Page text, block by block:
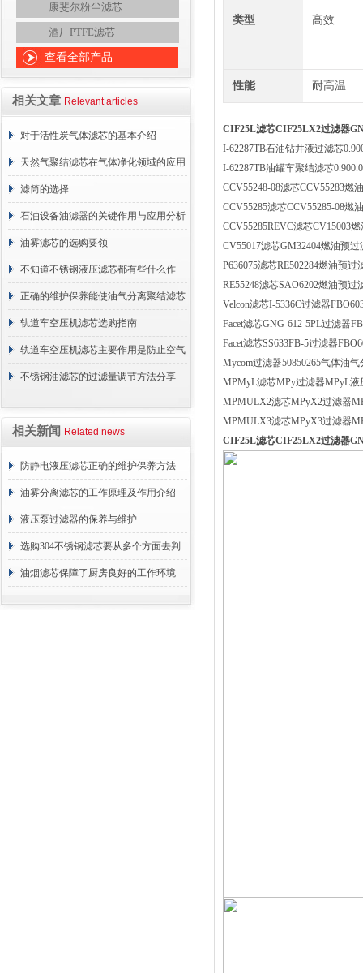
康斐尔粉尘滤芯
酒厂PTFE滤芯
查看全部产品
相关文章 Relevant articles
对于活性炭气体滤芯的基本介绍
天然气聚结滤芯在气体净化领域的应用
与重要性
滤筒的选择
石油设备油滤器的关键作用与应用分析
油雾滤芯的选购要领
不知道不锈钢液压滤芯都有些什么作
用？进来看
正确的维护保养能使油气分离聚结滤芯
长期稳定运行
轨道车空压机滤芯选购指南
轨道车空压机滤芯主要作用是防止空气
中的杂质和油脂浓度升高
不锈钢油滤芯的过滤量调节方法分享
相关新闻 Related news
防静电液压滤芯正确的维护保养方法
油雾分离滤芯的工作原理及作用介绍
液压泵过滤器的保养与维护
选购304不锈钢滤芯要从多个方面去判
断
油烟滤芯保障了厨房良好的工作环境
类型 高效
性能 耐高温
CIF25L滤芯CIF25LX2过滤器
I-62287TB石油钻井液过滤芯
I-62287TB油罐车聚结滤芯
CCV55248-08滤芯CCV55283燃
CCV55285滤芯CCV55285-08燃
CCV55285REVC滤芯CV15003
CV55017滤芯GM32404燃油预
P636075滤芯RE502284燃油预过
RE55248滤芯SAO6202燃油预过
Velcon滤芯I-5336C过滤器
Facet滤芯GNG-612-5PL过滤器
Facet滤芯SS633FB-5过滤器
Mycom过滤器50850265气体油
MPMyL滤芯MPy过滤器MPyL液
MPMULX2滤芯MPyX2过滤器
MPMULX3滤芯MPyX3过滤器
CIF25L滤芯CIF25LX2过滤器